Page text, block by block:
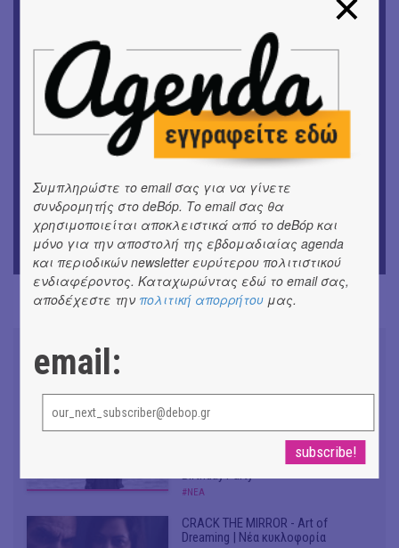
ΕΙΚΑΣΤΙΚΑ
Ομαδική έκθεση | Προσωρινά για Πάντα
ΕΙΚΑΣΤΙΚΑ
Έκθεση φωτογραφίας: Ανδρίων έργα και ημέρες
Αργύρης Ραλλιάς | Λιτανεία
Θανάσης Λάλας-Κώστας Τσόκλης - Συνομιλώντας με
εικόνες και λέξεις
Don't Let Me Be Misunderstood |
Alexandros Livitsanos, Willem
Dafoe, Czech Studio Orchestra |
Από το soundtrack της ταινίας "The
Birthday Party"
#ΝΕΑ
CRACK THE MIRROR - Art of
Dreaming | Νέα κυκλοφορία
Συμπληρώστε το email σας για να γίνετε
συνδρομητής στο deBόp. Το email σας θα
χρησιμοποιείται αποκλειστικά από το deBόp και
μόνο για την αποστολή της εβδομαδιαίας agenda
και περιοδικών newsletter ευρύτερου πολιτιστικού
ενδιαφέροντος. Καταχωρώντας εδώ το email σας,
αποδέχεστε την πολιτική απορρήτου μας.
email: